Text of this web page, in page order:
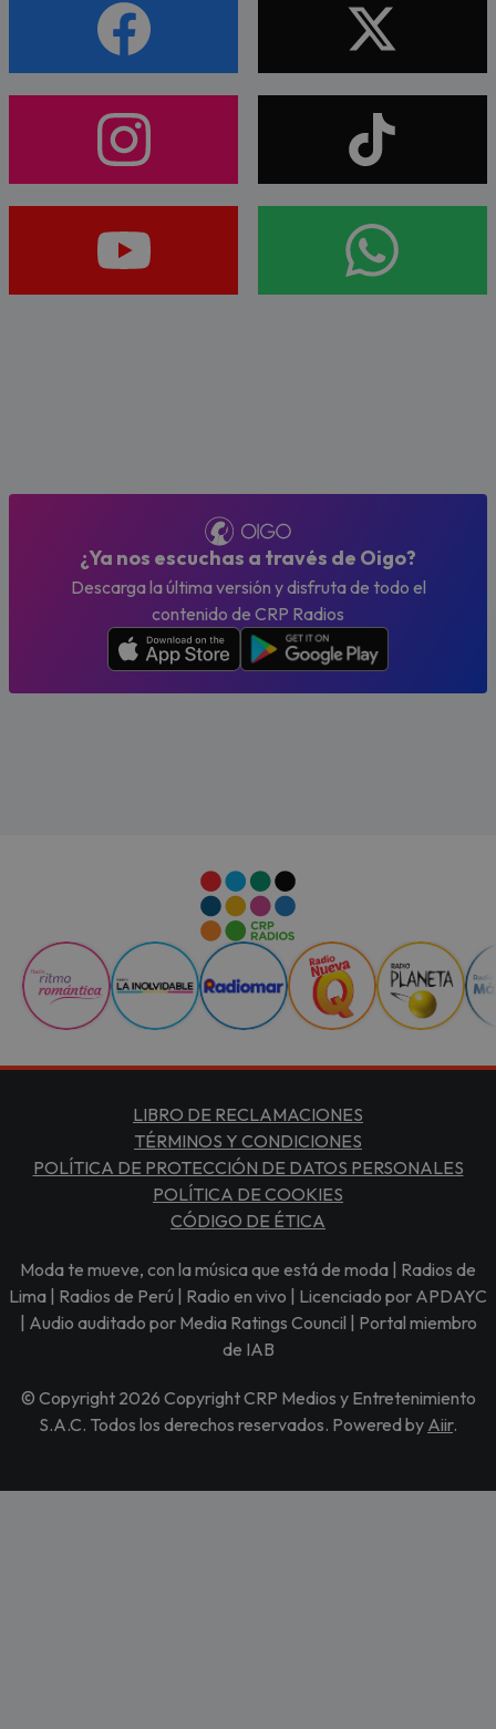
¿Ya nos escuchas a través de Oigo?
Descarga la última versión y disfruta de todo el
contenido de CRP Radios
LIBRO DE RECLAMACIONES
TÉRMINOS Y CONDICIONES
POLÍTICA DE PROTECCIÓN DE DATOS PERSONALES
POLÍTICA DE COOKIES
CÓDIGO DE ÉTICA
Moda te mueve, con la música que está de moda | Radios de
Lima | Radios de Perú | Radio en vivo | Licenciado por APDAYC
| Audio auditado por Media Ratings Council | Portal miembro
de IAB
© Copyright 2026 Copyright CRP Medios y Entretenimiento
S.A.C. Todos los derechos reservados. Powered by Aiir.